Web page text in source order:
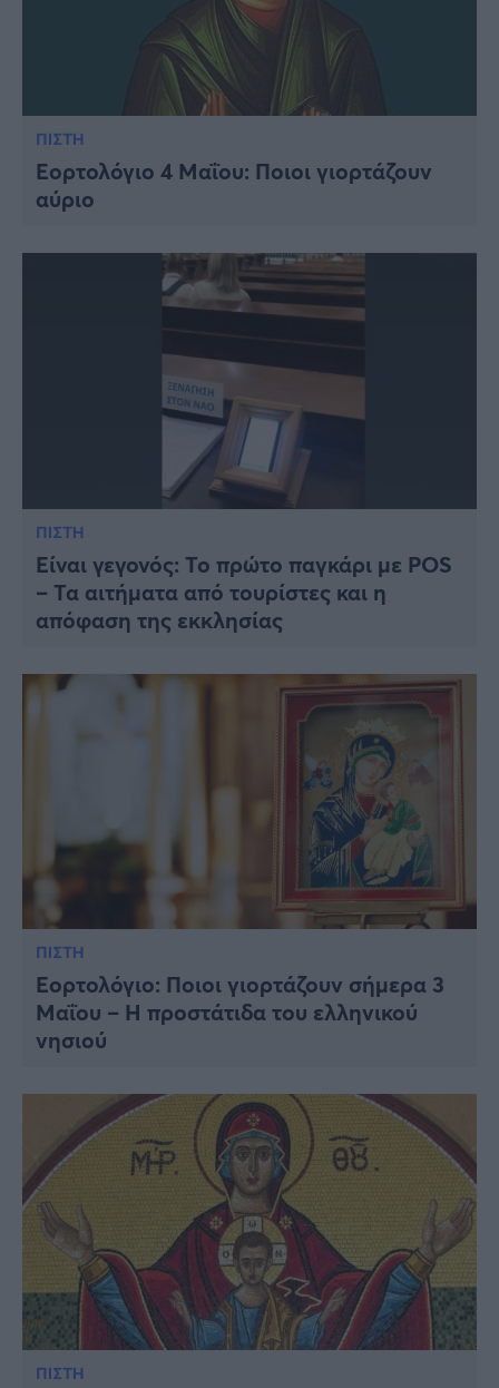
ΠΙΣΤΗ
Εορτολόγιο 4 Μαΐου: Ποιοι γιορτάζουν
αύριο
ΠΙΣΤΗ
Είναι γεγονός: Το πρώτο παγκάρι με POS
– Τα αιτήματα από τουρίστες και η
απόφαση της εκκλησίας
ΠΙΣΤΗ
Εορτολόγιο: Ποιοι γιορτάζουν σήμερα 3
Μαΐου – Η προστάτιδα του ελληνικού
νησιού
ΠΙΣΤΗ